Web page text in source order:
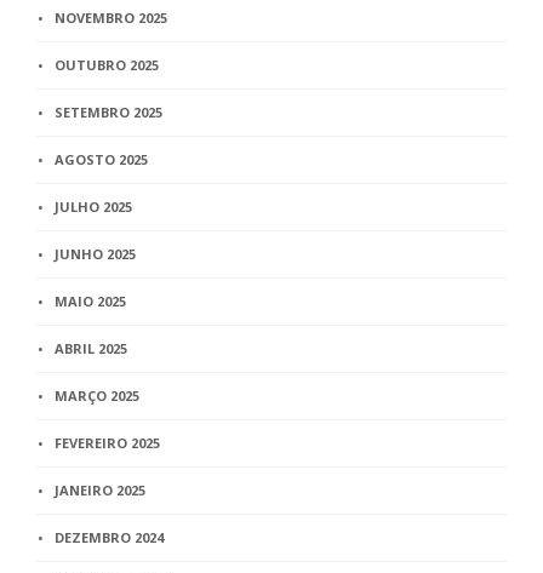
NOVEMBRO 2025
OUTUBRO 2025
SETEMBRO 2025
AGOSTO 2025
JULHO 2025
JUNHO 2025
MAIO 2025
ABRIL 2025
MARÇO 2025
FEVEREIRO 2025
JANEIRO 2025
DEZEMBRO 2024